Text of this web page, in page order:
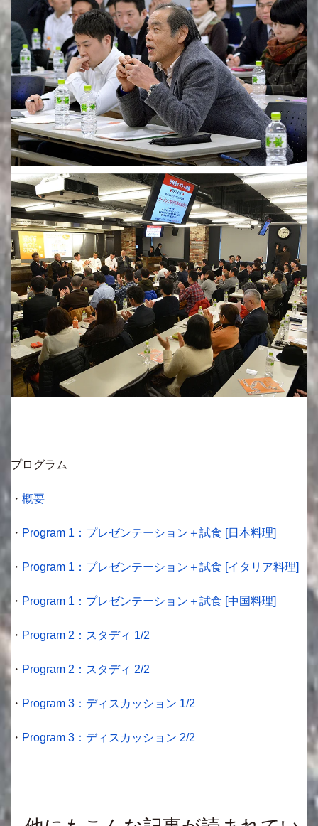
プログラム
・ 概要
・ Program 1：プレゼンテーション＋試食 [日本料理]
・ Program 1：プレゼンテーション＋試食 [イタリア料理]
・ Program 1：プレゼンテーション＋試食 [中国料理]
・ Program 2：スタディ 1/2
・ Program 2：スタディ 2/2
・ Program 3：ディスカッション 1/2
・ Program 3：ディスカッション 2/2